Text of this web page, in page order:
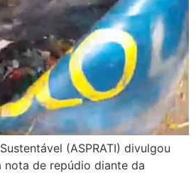
(ASPRATI) divulgou
nota de repúdio diante da